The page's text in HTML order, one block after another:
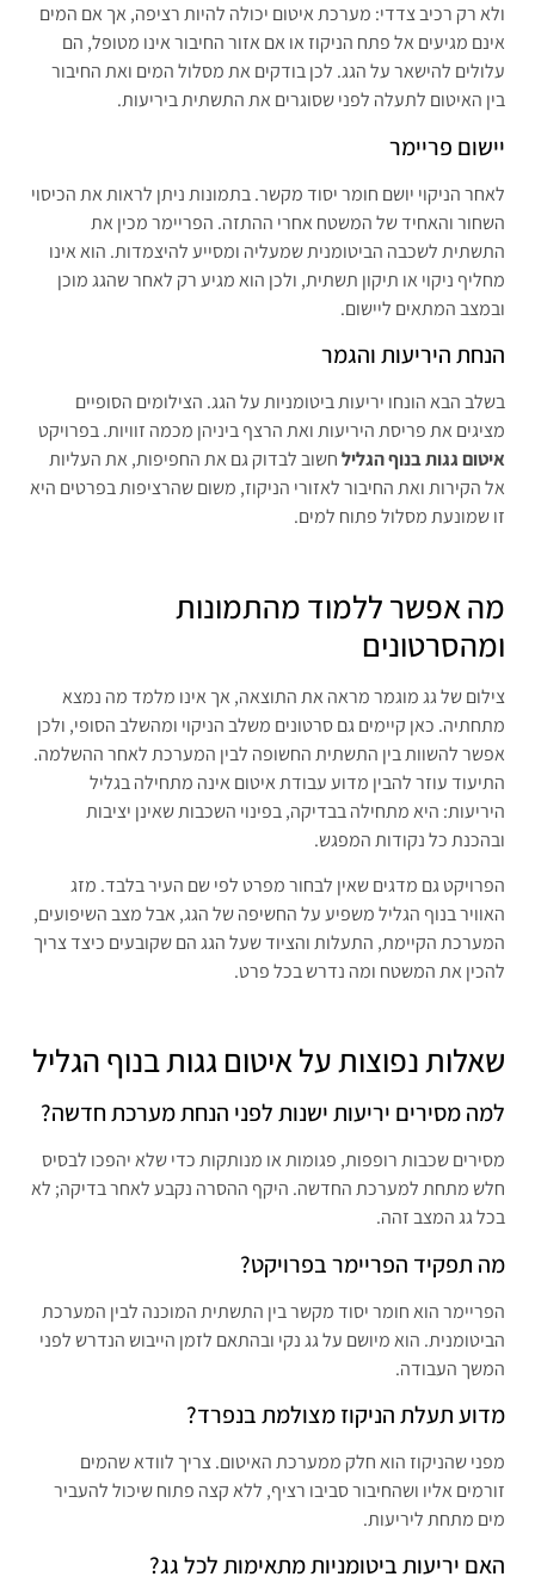
ולא רק רכיב צדדי: מערכת איטום יכולה להיות רציפה, אך אם המים
אינם מגיעים אל פתח הניקוז או אם אזור החיבור אינו מטופל, הם
עלולים להישאר על הגג. לכן בודקים את מסלול המים ואת החיבור
בין האיטום לתעלה לפני שסוגרים את התשתית ביריעות.
יישום פריימר
לאחר הניקוי יושם חומר יסוד מקשר. בתמונות ניתן לראות את הכיסוי
השחור והאחיד של המשטח אחרי ההתזה. הפריימר מכין את
התשתית לשכבה הביטומנית שמעליה ומסייע להיצמדות. הוא אינו
מחליף ניקוי או תיקון תשתית, ולכן הוא מגיע רק לאחר שהגג מוכן
ובמצב המתאים ליישום.
הנחת היריעות והגמר
בשלב הבא הונחו יריעות ביטומניות על הגג. הצילומים הסופיים
מציגים את פריסת היריעות ואת הרצף ביניהן מכמה זוויות. בפרויקט
איטום גגות בנוף הגלילחשוב לבדוק גם את החפיפות, את העליות
אל הקירות ואת החיבור לאזורי הניקוז, משום שהרציפות בפרטים היא
זו שמונעת מסלול פתוח למים.
מה אפשר ללמוד מהתמונות
ומהסרטונים
צילום של גג מוגמר מראה את התוצאה, אך אינו מלמד מה נמצא
מתחתיה. כאן קיימים גם סרטונים משלב הניקוי ומהשלב הסופי, ולכן
אפשר להשוות בין התשתית החשופה לבין המערכת לאחר ההשלמה.
התיעוד עוזר להבין מדוע עבודת איטום אינה מתחילה בגליל
היריעות: היא מתחילה בבדיקה, בפינוי השכבות שאינן יציבות
ובהכנת כל נקודות המפגש.
הפרויקט גם מדגים שאין לבחור מפרט לפי שם העיר בלבד. מזג
האוויר בנוף הגליל משפיע על החשיפה של הגג, אבל מצב השיפועים,
המערכת הקיימת, התעלות והציוד שעל הגג הם שקובעים כיצד צריך
להכין את המשטח ומה נדרש בכל פרט.
שאלות נפוצות על איטום גגות בנוף הגליל
למה מסירים יריעות ישנות לפני הנחת מערכת חדשה?
מסירים שכבות רופפות, פגומות או מנותקות כדי שלא יהפכו לבסיס
חלש מתחת למערכת החדשה. היקף ההסרה נקבע לאחר בדיקה; לא
בכל גג המצב זהה.
מה תפקיד הפריימר בפרויקט?
הפריימר הוא חומר יסוד מקשר בין התשתית המוכנה לבין המערכת
הביטומנית. הוא מיושם על גג נקי ובהתאם לזמן הייבוש הנדרש לפני
המשך העבודה.
מדוע תעלת הניקוז מצולמת בנפרד?
מפני שהניקוז הוא חלק ממערכת האיטום. צריך לוודא שהמים
זורמים אליו ושהחיבור סביבו רציף, ללא קצה פתוח שיכול להעביר
מים מתחת ליריעות.
האם יריעות ביטומניות מתאימות לכל גג?